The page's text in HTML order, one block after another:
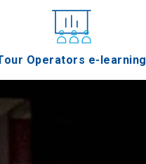
Operators e-learning